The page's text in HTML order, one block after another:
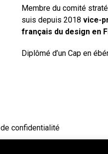
Membre du comité
suis depuis 2018 vice-
français du design en
Diplômé d’un Cap en
confidentialité